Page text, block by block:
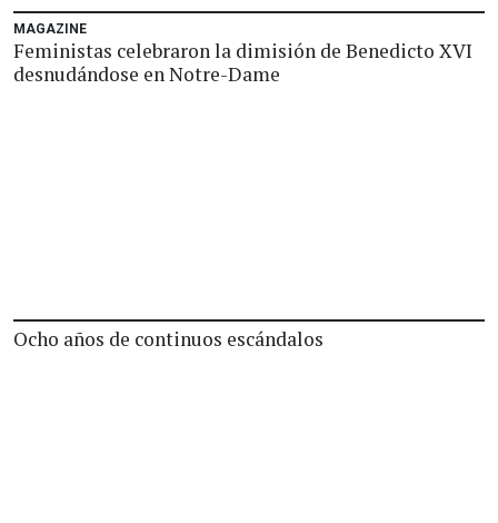
MAGAZINE
Feministas celebraron la dimisión de Benedicto XVI
desnudándose en Notre-Dame
Ocho años de continuos escándalos